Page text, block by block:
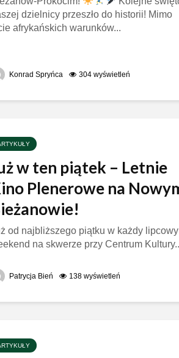
dzielnicy przeszło do historii! Mimo
afrykańskich warunków...
Konrad Spryńca 304 wyświetleń
w ten piątek – Letnie
Plenerowe na
od najbliższego piątku w każdy lipcowy
na skwerze przy Centrum
Patrycja Bień 138 wyświetleń